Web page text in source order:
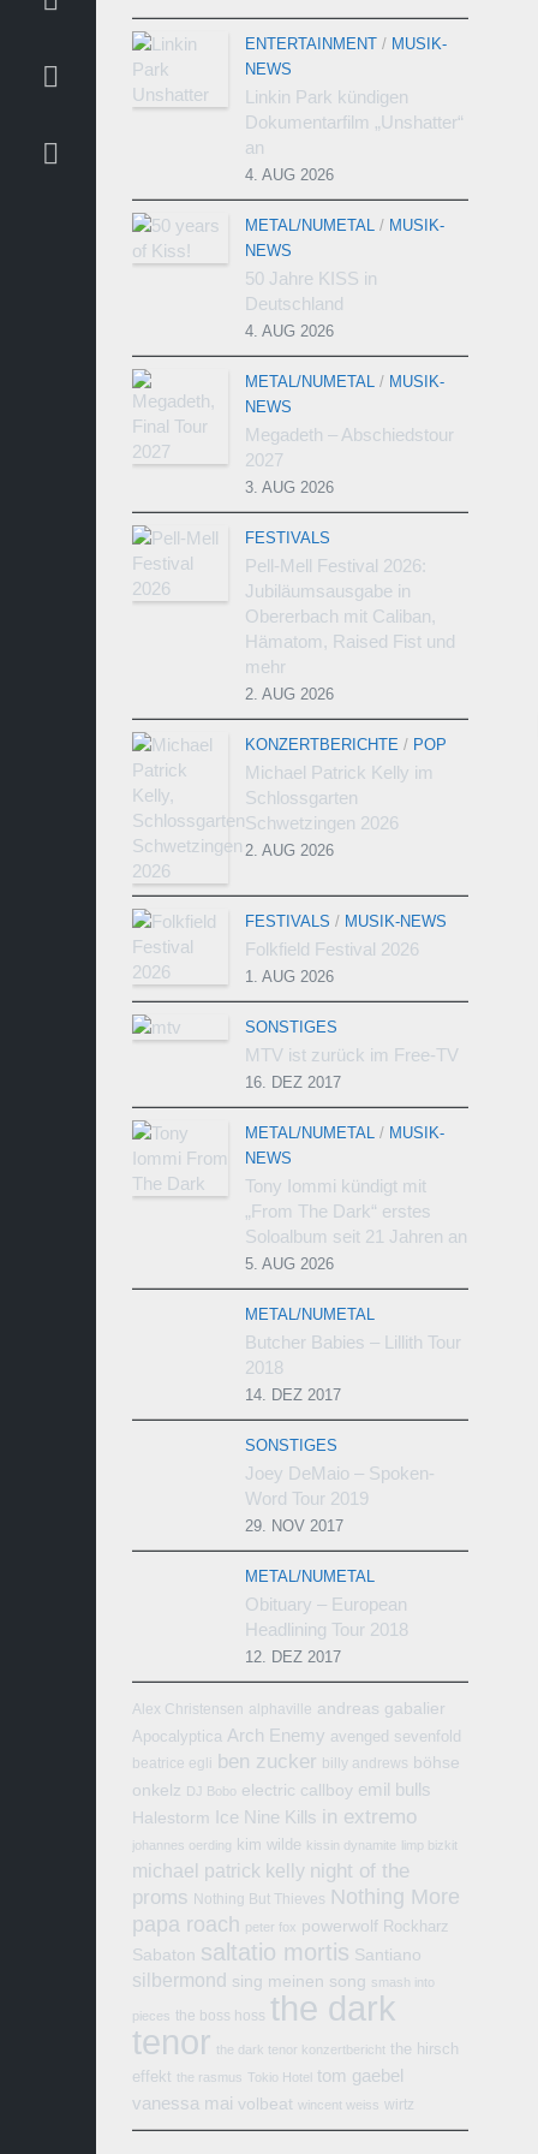
ENTERTAINMENT / MUSIK-
NEWS
Linkin Park kündigen
Dokumentarfilm „Unshatter“
an
4. AUG 2026
METAL/NUMETAL / MUSIK-
NEWS
50 Jahre KISS in
Deutschland
4. AUG 2026
METAL/NUMETAL / MUSIK-
NEWS
Megadeth – Abschiedstour
2027
3. AUG 2026
FESTIVALS
Pell-Mell Festival 2026:
Jubiläumsausgabe in
Obererbach mit Caliban,
Hämatom, Raised Fist und
mehr
2. AUG 2026
KONZERTBERICHTE / POP
Michael Patrick Kelly im
Schlossgarten
Schwetzingen 2026
2. AUG 2026
FESTIVALS / MUSIK-NEWS
Folkfield Festival 2026
1. AUG 2026
SONSTIGES
MTV ist zurück im Free-TV
16. DEZ 2017
METAL/NUMETAL / MUSIK-
NEWS
Tony Iommi kündigt mit
„From The Dark“ erstes
Soloalbum seit 21 Jahren an
5. AUG 2026
METAL/NUMETAL
Butcher Babies – Lillith Tour
2018
14. DEZ 2017
SONSTIGES
Joey DeMaio – Spoken-
Word Tour 2019
29. NOV 2017
METAL/NUMETAL
Obituary – European
Headlining Tour 2018
12. DEZ 2017
Alex Christensen alphaville andreas gabalier
Apocalyptica Arch Enemy avenged sevenfold
beatrice egli ben zucker billy andrews böhse
onkelz DJ Bobo electric callboy emil bulls
Halestorm Ice Nine Kills in extremo
johannes oerding kim wilde kissin dynamite limp bizkit
michael patrick kelly night of the
proms Nothing But Thieves Nothing More
papa roach peter fox powerwolf Rockharz
Sabaton saltatio mortis Santiano
silbermond sing meinen song smash into
pieces the boss hoss the dark
tenor the dark tenor konzertbericht the hirsch
effekt the rasmus Tokio Hotel tom gaebel
vanessa mai volbeat wincent weiss wirtz